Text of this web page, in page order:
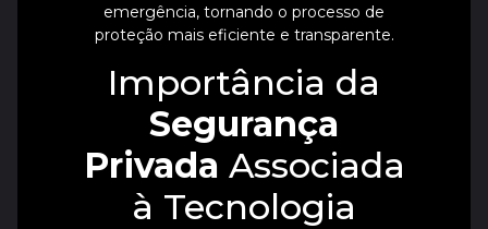
emergência, tornando o processo de
proteção mais eficiente e transparente.
Importância da
Segurança
Privada Associada
à Tecnologia